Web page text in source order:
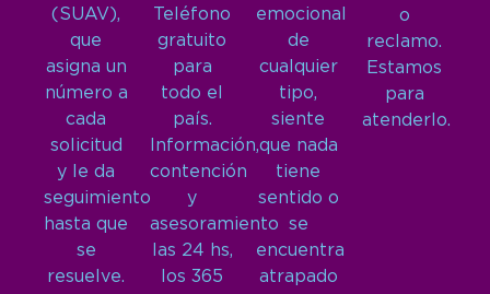
(SUAV),
que
asigna un
número a
cada
solicitud
y le da
seguimiento
hasta que
se
resuelve.
Teléfono
gratuito
para
todo el
país.
Información,
contención
y
asesoramiento
las 24 hs,
los 365
emocional
de
cualquier
tipo,
siente
que nada
tiene
sentido o
se
encuentra
atrapado
o
reclamo.
Estamos
para
atenderlo.